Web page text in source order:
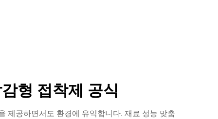
형 접착제 공식
제공하면서도 환경에 유익합니다. 재료 성능 맞춤